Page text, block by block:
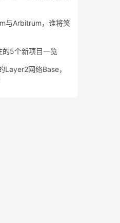
与Arbitrum，谁将笑
的5个新项目一览
Layer2网络Base，